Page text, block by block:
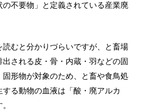
の不要物」と定義されている産業廃
読むと分かりづらいですが、と畜場
される皮・骨・内蔵・羽などの固
固形物が対象のため、と畜や食鳥処
る動物の血液は「酸・廃アルカ